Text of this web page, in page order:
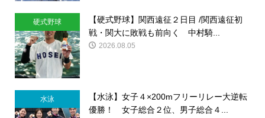
硬式野球
【硬式野球】関西遠征２日目 /関西遠征初
戦・関大に敗戦も前向く 中村騎...
2026.08.05
水泳
【水泳】女子４×200mフリーリレー大逆転
優勝！ 女子総合２位、男子総合４...